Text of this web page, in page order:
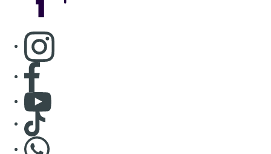
Consulter page Instagram
Consulter page Facebook
Consulter Youtube
Consulter TikTok